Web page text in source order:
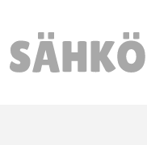
Päävalikko